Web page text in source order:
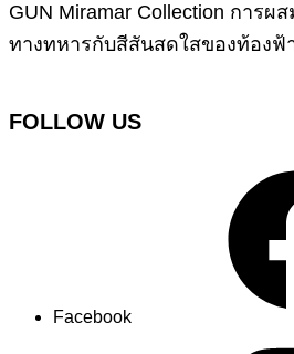
GUN Miramar Collection การ
ทางทหารกับสีสันสดใสของท้องฟ้
FOLLOW US
Facebook